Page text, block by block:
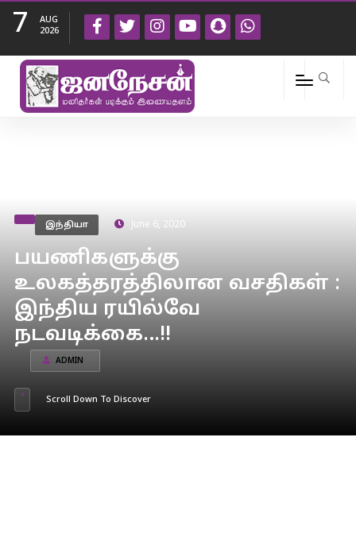
7
AUG
2026
இந்தியா June 6, 2020
பயணிகளுக்கு
உலகத்தரத்திலான வசதிகள் :
இந்திய ரயில்வே
நடவடிக்கை…!!
ADMIN
Scroll Down To Discover